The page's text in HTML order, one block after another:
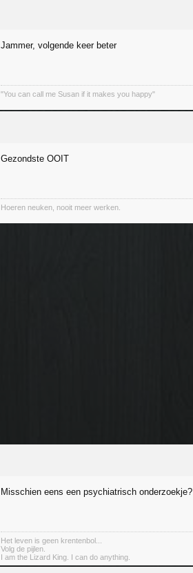
Jammer, volgende keer beter
"You can call me Susan if it makes you happy"
Gezondste OOIT
Hoeren neuken, nooit meer werken.
Misschien eens een psychiatrisch onderzoekje?
Het leven is geen krentenbol...
Volg de pijlen.
I am the Lizard King. I can do anything.